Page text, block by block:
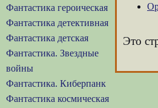
Фантастика героическая
Фантастика детективная
Фантастика детская
Фантастика. Звездные
войны
Фантастика. Киберпанк
Фантастика космическая
Это